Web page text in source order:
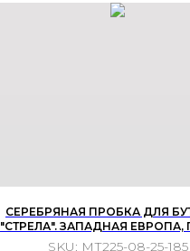
СЕРЕБРЯНАЯ ПРОБКА ДЛЯ
"СТРЕЛА". ЗАПАДНАЯ ЕВРОПА,
ПОЛОВИНА ХХ ВЕКА.
SKU: МТ225-08-25-185